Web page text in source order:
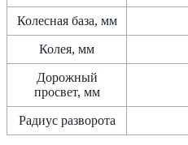
Колесная база, мм
Колея, мм
Дорожный
просвет, мм
Радиус разворота